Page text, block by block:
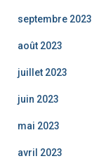
septembre 2023
août 2023
juillet 2023
juin 2023
mai 2023
avril 2023